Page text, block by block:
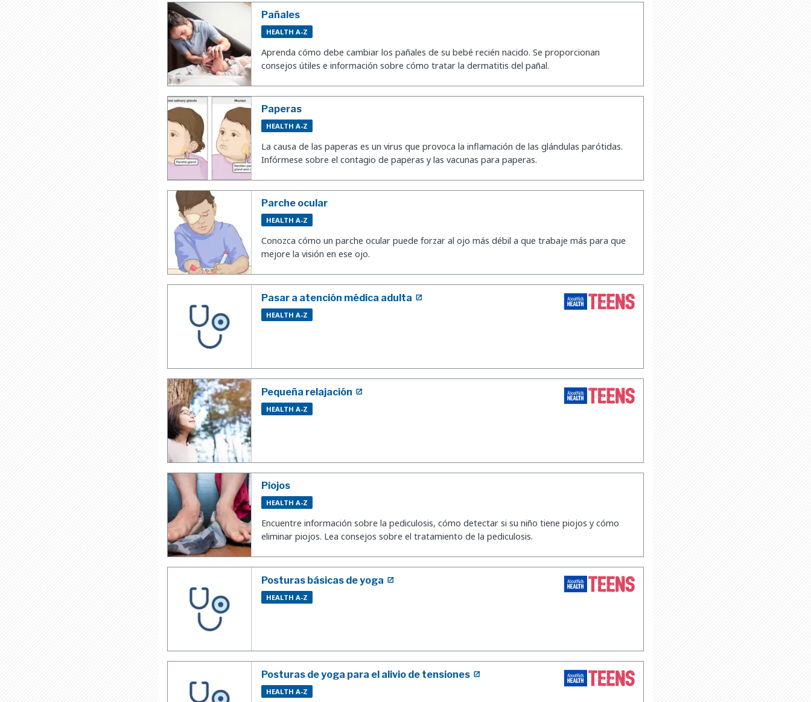
Pañales
HEALTH A-Z
Aprenda cómo debe cambiar los pañales de su bebé recién nacido. Se proporcionan
consejos útiles e información sobre cómo tratar la dermatitis del pañal.
Paperas
HEALTH A-Z
La causa de las paperas es un virus que provoca la inflamación de las glándulas parótidas.
Infórmese sobre el contagio de paperas y las vacunas para paperas.
Parche ocular
HEALTH A-Z
Conozca cómo un parche ocular puede forzar al ojo más débil a que trabaje más para que
mejore la visión en ese ojo.
Pasar a atención médica adulta
HEALTH A-Z
Pequeña relajación
HEALTH A-Z
Piojos
HEALTH A-Z
Encuentre información sobre la pediculosis, cómo detectar si su niño tiene piojos y cómo
eliminar piojos. Lea consejos sobre el tratamiento de la pediculosis.
Posturas básicas de yoga
HEALTH A-Z
Posturas de yoga para el alivio de tensiones
HEALTH A-Z